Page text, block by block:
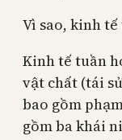
Vì sao, kinh
Kinh tế tuần
vật chất (tái
bao gồm
gồm ba khái